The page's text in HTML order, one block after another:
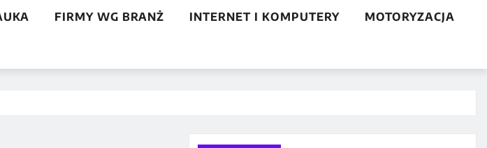
FIRMY WG BRANŻ INTERNET I KOMPUTERY MOTORYZACJA